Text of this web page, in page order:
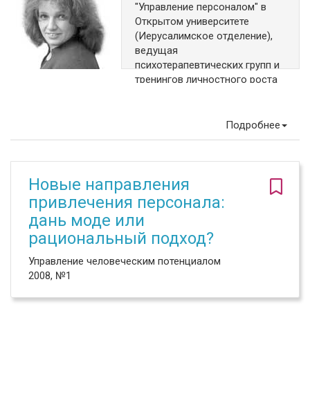
"Управление персоналом" в
Открытом университете
(Иерусалимское отделение),
ведущая
психотерапевтических групп и
тренингов личностного роста
Подробнее
Новые направления
привлечения персонала:
дань моде или
рациональный подход?
Управление человеческим потенциалом
2008, №1